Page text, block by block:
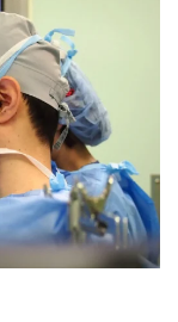
- 17:00
ております